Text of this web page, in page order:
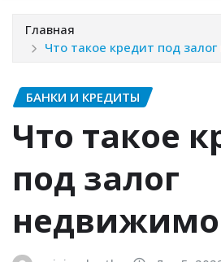
Главная
Что такое кредит под
БАНКИ И КРЕДИТЫ
Что такое
под залог